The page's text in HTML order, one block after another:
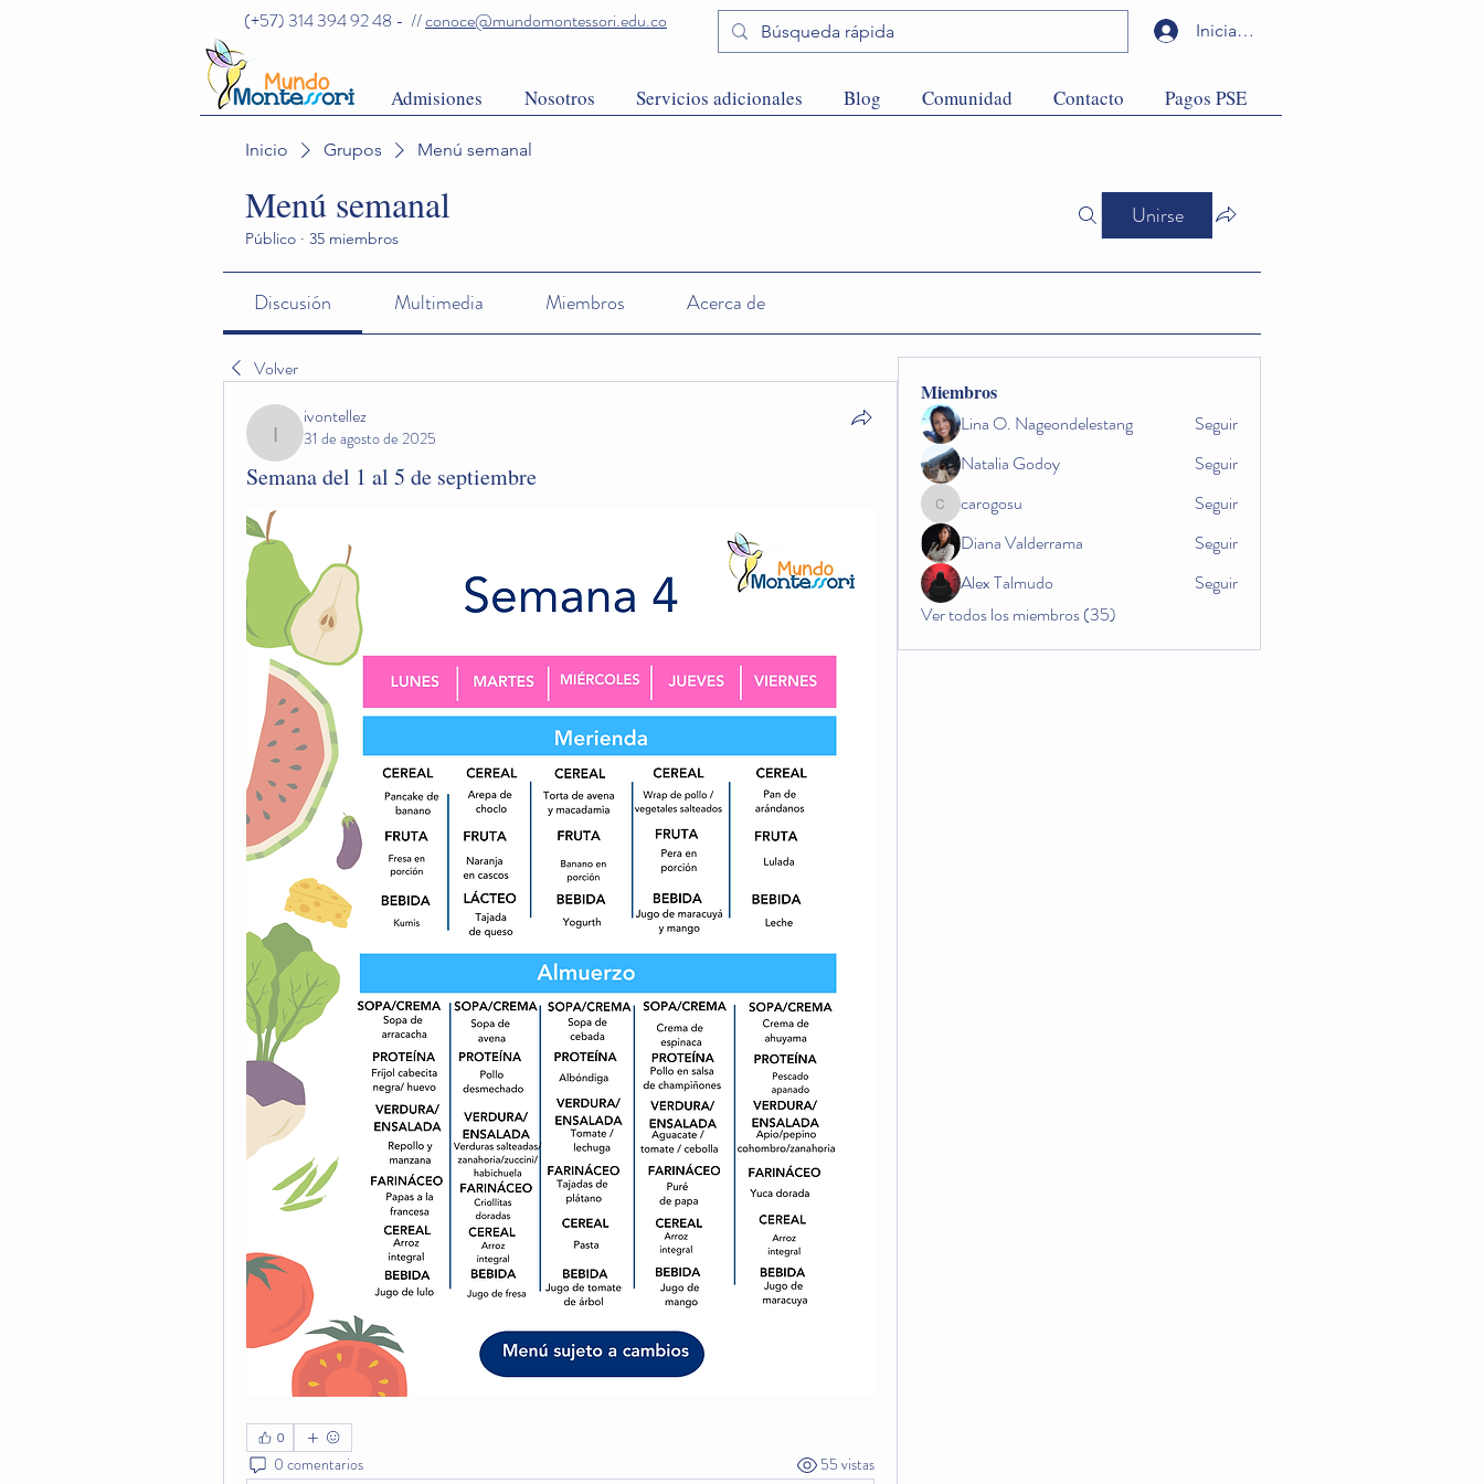
(+57) 314 394 92 48 - //conoce@mundomontessori.edu.co
Admisiones Nosotros Servicios adicionales Blog Comunidad Contacto Pagos PSE
Iniciar sesión
Inicio Grupos Menú semanal
Menú semanal
Público · 35 miembros
Unirse
Discusión Multimedia Miembros Acerca de
Volver
ivontellez
ivontellez
31 de agosto de 2025
Semana del 1 al 5 de septiembre
0
0 comentarios 55 vistas
Miembros
Lina O. Nageondelestang
Seguir
Natalia Godoy
Seguir
carogosu
carogosu
Seguir
Diana Valderrama
Seguir
Alex Talmudo
Seguir
Ver todos los miembros (35)